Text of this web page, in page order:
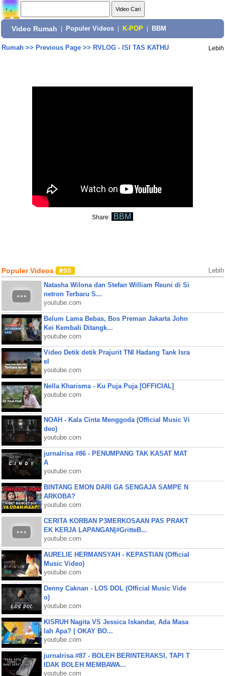
Video Rumah Populer Videos K-POP BBM
Rumah>> Previous Page>> RVLOG - ISI TAS KATHU Lebih
Share: BBM
Populer Videos Lebih
Natasha Wilona dan Stefan William Reuni di Si
netron Terbaru S...
youtube.com
Belum Lama Bebas, Bos Preman Jakarta John
Kei Kembali Ditangk...
youtube.com
Video Detik detik Prajurit TNI Hadang Tank Isra
el
youtube.com
Nella Kharisma - Ku Puja Puja [OFFICIAL]
youtube.com
NOAH - Kala Cinta Menggoda (Official Music Vi
deo)
youtube.com
jurnalrisa #86 - PENUMPANG TAK KASAT MAT
A
youtube.com
BINTANG EMON DARI GA SENGAJA SAMPE N
ARKOBA?
youtube.com
CERITA KORBAN P3MERKOSAAN PAS PRAKT
EK KERJA LAPANGAN|#GritteB...
youtube.com
AURELIE HERMANSYAH - KEPASTIAN (Official
Music Video)
youtube.com
Denny Caknan - LOS DOL (Official Music Vide
o)
youtube.com
KISRUH Nagita VS Jessica Iskandar, Ada Masa
lah Apa? | OKAY BO...
youtube.com
jurnalrisa #87 - BOLEH BERINTERAKSI, TAPI T
IDAK BOLEH MEMBAWA...
youtube.com